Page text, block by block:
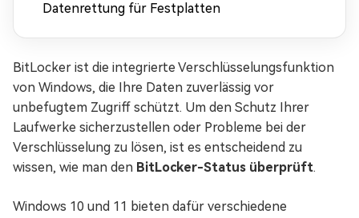
Datenrettung für Festplatten
BitLocker ist die integrierte Verschlüsselungsfunktion
von Windows, die Ihre Daten zuverlässig vor
unbefugtem Zugriff schützt. Um den Schutz Ihrer
Laufwerke sicherzustellen oder Probleme bei der
Verschlüsselung zu lösen, ist es entscheidend zu
wissen, wie man den BitLocker-Status überprüft.
Windows 10 und 11 bieten dafür verschiedene